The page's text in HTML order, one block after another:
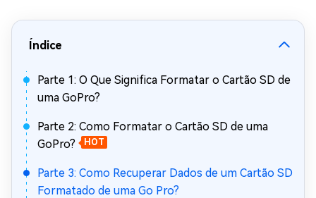
Índice
Parte 1: O Que Significa Formatar o Cartão SD de
uma GoPro?
Parte 2: Como Formatar o Cartão SD de uma
GoPro?
HOT
Parte 3: Como Recuperar Dados de um Cartão SD
Formatado de uma Go Pro?